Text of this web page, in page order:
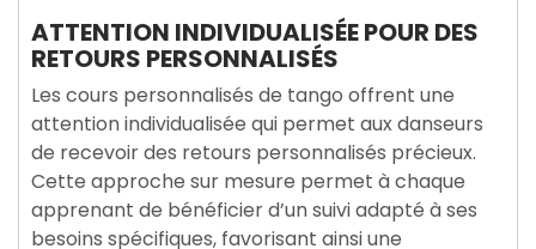
ATTENTION INDIVIDUALISÉE POUR DES
RETOURS PERSONNALISÉS
Les cours personnalisés de tango offrent une
attention individualisée qui permet aux danseurs
de recevoir des retours personnalisés précieux.
Cette approche sur mesure permet à chaque
apprenant de bénéficier d’un suivi adapté à ses
besoins spécifiques, favorisant ainsi une